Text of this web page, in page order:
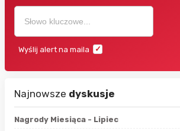
Wyślij alert na maila
Najnowsze dyskusje
Nagrody Miesiąca - Lipiec